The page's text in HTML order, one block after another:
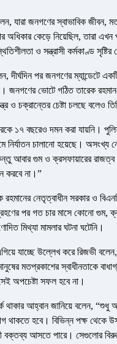
যারা জনগণের স্বাভাবিক জীবন,
অধিকার কেড়ে নিয়েছিল, তারা এখন
ও সন্ত্রাসী কর্মকাণ্ড সৃষ্টির
দীর্ঘদিন পর জনগণের ম্যান্ডেটে
জনগণের ভোটে গঠিত তারেক
ও চক্রান্তের চেষ্টা চলছে বলেও
১৭ বছরেও দমন করা যায়নি।
নির্যাতন চালানো হয়েছে। অসংখ্য
আবার গুম ও ক্রসফায়ারের
করবে না।”
রহমানের নেতৃত্বাধীন সরকার ও
পর গত চার মাসে কোনো গুম,
মিথ্যা মামলার ঘটনা ঘটেনি।
যাচ্ছে উল্লেখ করে রিজভী
মতপ্রকাশের স্বাধীনতাকে
অপচেষ্টা সফল হবে না।
থাকার আহ্বান জানিয়ে বলেন,
থাকতে হবে। বিভিন্ন পক্ষ থেকে
বক্তব্য আসতে পারে। সেগুলোর